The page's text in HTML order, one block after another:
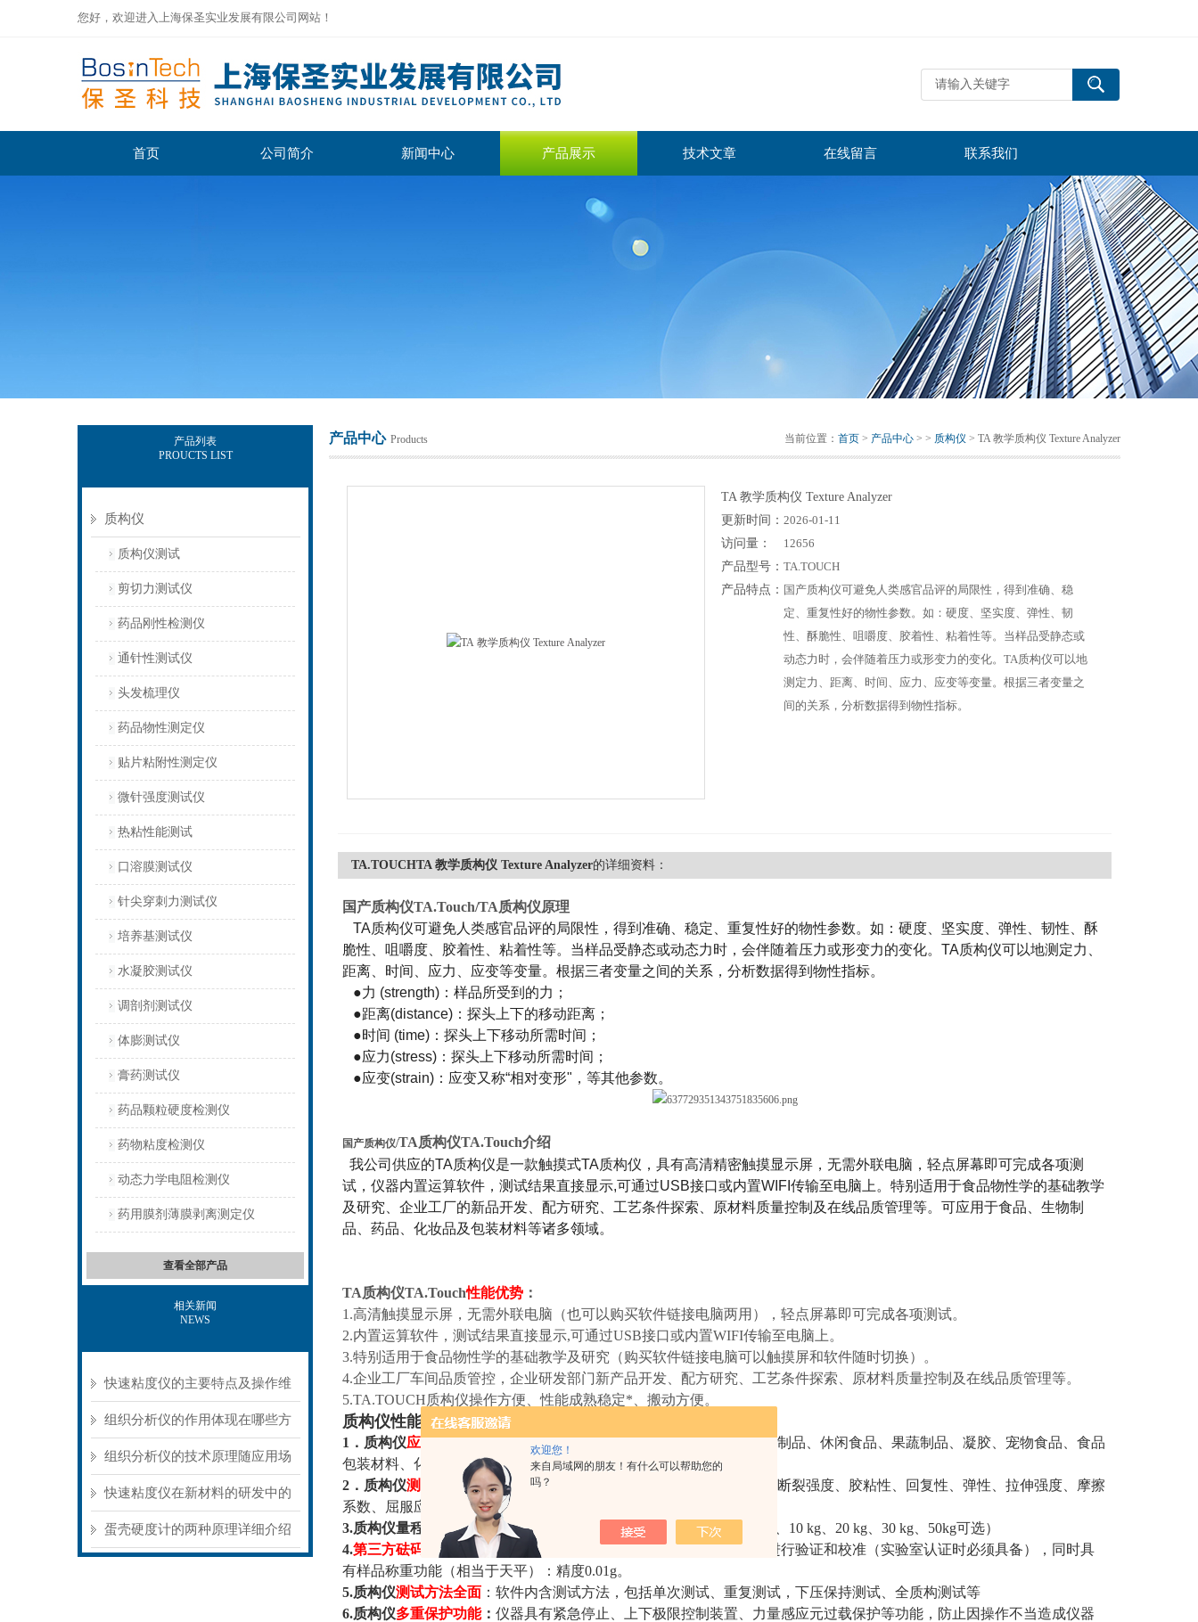
欢迎您！
来自局域网的朋友！有什么可以帮助您的
吗？
您好，欢迎进入上海保圣实业发展有限公司网站！
首页 公司简介 新闻中心 产品展示 技术文章 在线留言 联系我们
产品列表
PROUCTS LIST
质构仪
质构仪测试
剪切力测试仪
药品刚性检测仪
通针性测试仪
头发梳理仪
药品物性测定仪
贴片粘附性测定仪
微针强度测试仪
热粘性能测试
口溶膜测试仪
针尖穿刺力测试仪
培养基测试仪
水凝胶测试仪
调剖剂测试仪
体膨测试仪
膏药测试仪
药品颗粒硬度检测仪
药物粘度检测仪
动态力学电阻检测仪
药用膜剂薄膜剥离测定仪
查看全部产品
相关新闻
NEWS
快速粘度仪的主要特点及操作维
护方式
组织分析仪的作用体现在哪些方
面？
组织分析仪的技术原理随应用场
景不同存在明显差异
快速粘度仪在新材料的研发中的
应用
蛋壳硬度计的两种原理详细介绍
产品中心 Products 当前位置： 首页 > 产品中心 > > 质构仪 > TA 教学质构仪 Texture Analyzer
TA 教学质构仪 Texture Analyzer
更新时间： 2026-01-11
访问量：
12656
产品型号： TA.TOUCH
产品特点： 国产质构仪可避免人类感官品评的局限性，得到准确、稳
定、重复性好的物性参数。如：硬度、坚实度、弹性、韧
性、酥脆性、咀嚼度、胶着性、粘着性等。当样品受静态或
动态力时，会伴随着压力或形变力的变化。TA质构仪可以地
测定力、距离、时间、应力、应变等变量。根据三者变量之
间的关系，分析数据得到物性指标。
TA.TOUCHTA 教学质构仪 Texture Analyzer的详细资料：
国产质构仪TA.Touch/TA质构仪原理
TA质构仪可避免人类感官品评的局限性，得到准确、稳定、重复性好的物性参数。如：硬度、坚实度、弹性、韧性、酥
脆性、咀嚼度、胶着性、粘着性等。当样品受静态或动态力时，会伴随着压力或形变力的变化。TA质构仪可以地测定力、
距离、时间、应力、应变等变量。根据三者变量之间的关系，分析数据得到物性指标。
●力 (strength)：样品所受到的力；
●距离(distance)：探头上下的移动距离；
●时间 (time)：探头上下移动所需时间；
●应力(stress)：探头上下移动所需时间；
●应变(strain)：应变又称“相对变形"，等其他参数。
国产质构仪/TA质构仪TA.Touch介绍
我公司供应的TA质构仪是一款触摸式TA质构仪，具有高清精密触摸显示屏，无需外联电脑，轻点屏幕即可完成各项测
试，仪器内置运算软件，测试结果直接显示,可通过USB接口或内置WIFI传输至电脑上。特别适用于食品物性学的基础教学
及研究、企业工厂的新品开发、配方研究、工艺条件探索、原材料质量控制及在线品质管理等。可应用于食品、生物制
品、药品、化妆品及包装材料等诸多领域。
TA质构仪TA.Touch性能优势 ：
1.高清触摸显示屏，无需外联电脑（也可以购买软件链接电脑两用），轻点屏幕即可完成各项测试。
2.内置运算软件，测试结果直接显示,可通过USB接口或内置WIFI传输至电脑上。
3.特别适用于食品物性学的基础教学及研究（购买软件链接电脑可以触摸屏和软件随时切换）。
4.企业工厂车间品质管控，企业研发部门新产品开发、配方研究、工艺条件探索、原材料质量控制及在线品质管理等。
5.TA.TOUCH质构仪操作方便、性能成熟稳定*、搬动方便。
质构仪性能参数-TA.TOUCH
1．质构仪应用领域广阔：肉制品、粮油食品、面制品、米制品、烘焙制品、休闲食品、果蔬制品、凝胶、宠物食品、食品
包装材料、化妆品、药品、生物材料、烟草行业等物性分析与检测。
2．质构仪测试指标全面：硬度、脆性、粘性、嫩度、松弛、柔软性、断裂强度、胶粘性、回复性、弹性、拉伸强度、摩擦
系数、屈服应力、延展性、凝胶强度、成熟度等。
3.质构仪量程可选：力量感应元20kg (可更换荷重感测组件，1kg、5kg、10 kg、20 kg、30 kg、50kg可选）
4.第三方砝码校准
：第三方校准力量感应元可以使用第三方标准砝码进行验证和校准（实验室认证时必须具备），同时具
有样品称重功能（相当于天平）：精度0.01g。
5.质构仪测试方法全面 ：软件内含测试方法，包括单次测试、重复测试，下压保持测试、全质构测试等
6.质构仪多重保护功能： 仪器具有紧急停止、上下极限控制装置、力量感应元过载保护等功能，防止因操作不当造成仪器